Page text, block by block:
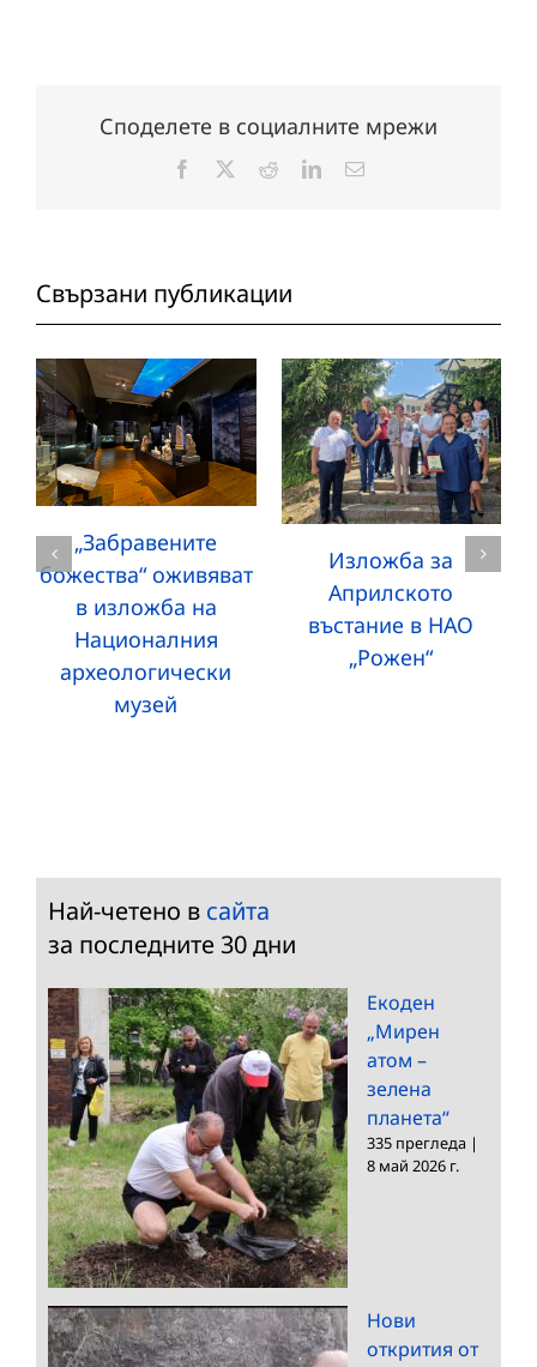
Споделете в социалните мрежи
Facebook RedditLinkedInЕлектронна
Свързани публикации
„Забравените
божества“ оживяват
в изложба на
Националния
археологически
музей
Изложба за
Априлското
въстание в НАО
„Рожен“
Най-четено в сайта
за последните 30 дни
Екоден
„Мирен
атом –
зелена
планета“
335 прегледа |
8 май 2026 г.
Нови
открития от